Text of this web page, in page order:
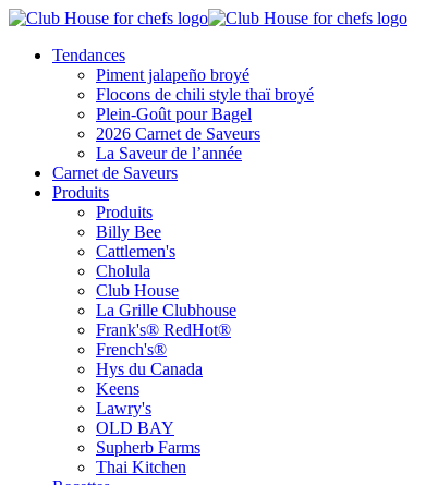
Tendances
Piment jalapeño broyé
Flocons de chili style thaï broyé
Plein-Goût pour Bagel
2026 Carnet de Saveurs
La Saveur de l’année
Carnet de Saveurs
Produits
Produits
Billy Bee
Cattlemen's
Cholula
Club House
La Grille Clubhouse
Frank's® RedHot®
French's®
Hys du Canada
Keens
Lawry's
OLD BAY
Supherb Farms
Thai Kitchen